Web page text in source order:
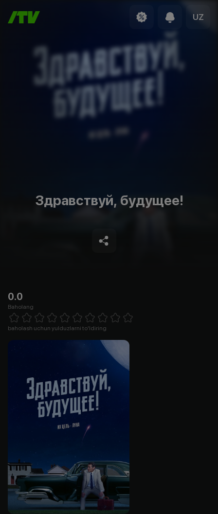
UZ
Здравствуй, будущее!
0.0
Baholang
1 Star 2 Stars 3 Stars 4 Stars5 Stars 6 Stars7 Stars8 Stars
baholash uchun yulduzlarni to'ldiring